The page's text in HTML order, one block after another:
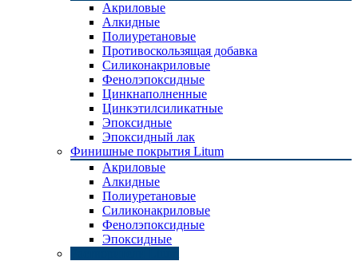
Акриловые
Алкидные
Полиуретановые
Противоскользящая добавка
Силиконакриловые
Фенолэпоксидные
Цинкнаполненные
Цинкэтилсиликатные
Эпоксидные
Эпоксидный лак
Финишные покрытия Litum
Акриловые
Алкидные
Полиуретановые
Силиконакриловые
Фенолэпоксидные
Эпоксидные